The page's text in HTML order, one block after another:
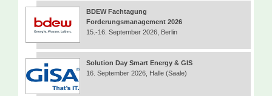
BDEW Fachtagung
Forderungsmanagement 2026
15.-16. September 2026, Berlin
Solution Day Smart Energy & GIS
16. September 2026, Halle (Saale)